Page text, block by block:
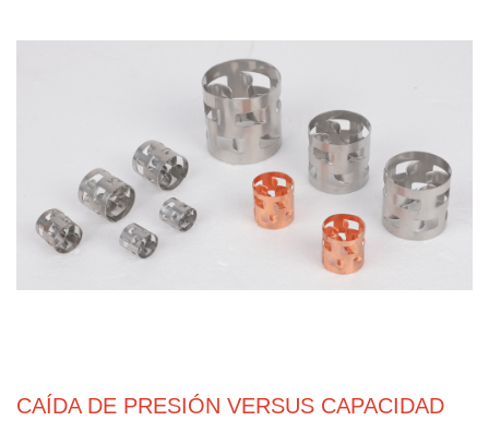
CAÍDA DE PRESIÓN VERSUS CAPACIDAD